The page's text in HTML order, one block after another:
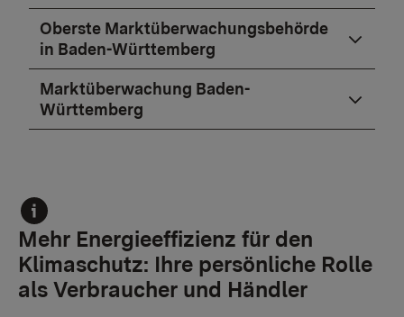
Oberste Marktüberwachungsbehörde
in Baden-Württemberg
Marktüberwachung Baden-
Württemberg
Mehr Energieeffizienz für den
Klimaschutz: Ihre persönliche Rolle
als Verbraucher und Händler